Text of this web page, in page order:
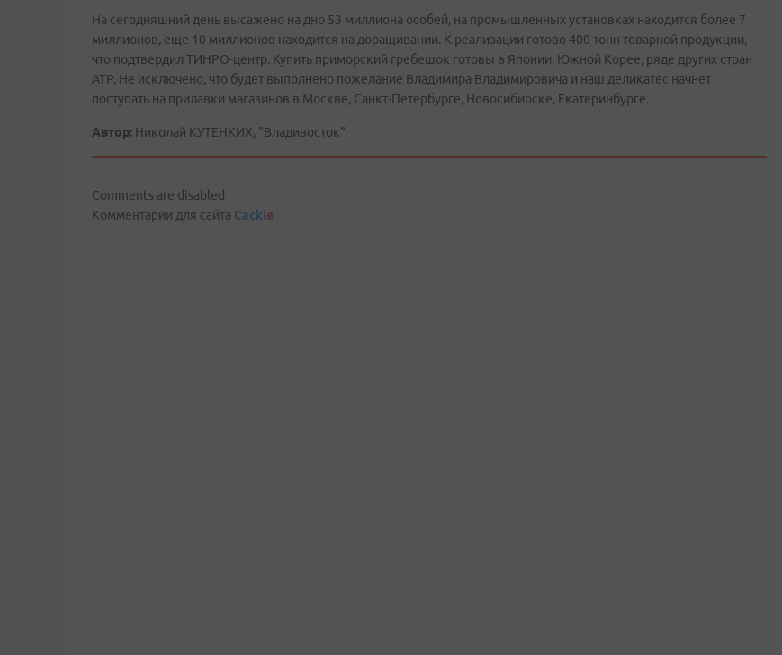
На сегодняшний день высажено на дно 53 миллиона особей, на промышленных установках находится более 7
миллионов, еще 10 миллионов находится на доращивании. К реализации готово 400 тонн товарной продукции,
что подтвердил ТИНРО-центр. Купить приморский гребешок готовы в Японии, Южной Корее, ряде других стран
АТР. Не исключено, что будет выполнено пожелание Владимира Владимировича и наш деликатес начнет
поступать на прилавки магазинов в Москве, Санкт-Петербурге, Новосибирске, Екатеринбурге.
Автор: Николай КУТЕНКИХ, "Владивосток"
Comments are disabled
Комментарии для сайта Cackle